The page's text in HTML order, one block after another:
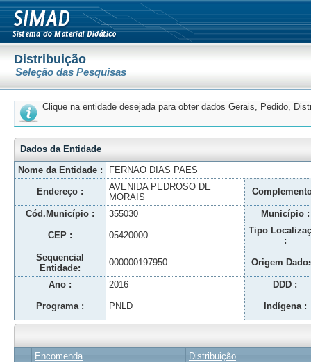
Distribuição
Seleção das Pesquisas
Clique na entidade desejada para obter dados Gerais, Pedido,
Dados da Entidade
Nome da Entidade :
FERNAO DIAS PAES
Endereço :
AVENIDA PEDROSO DE
MORAIS
Cód.Município : 355030 Município :
CEP : 05420000
Tipo
:
Sequencial
Entidade:
000000197950 Origem
Ano : 2016 DDD :
Programa : PNLD Indígena :
Encomenda Distribuição